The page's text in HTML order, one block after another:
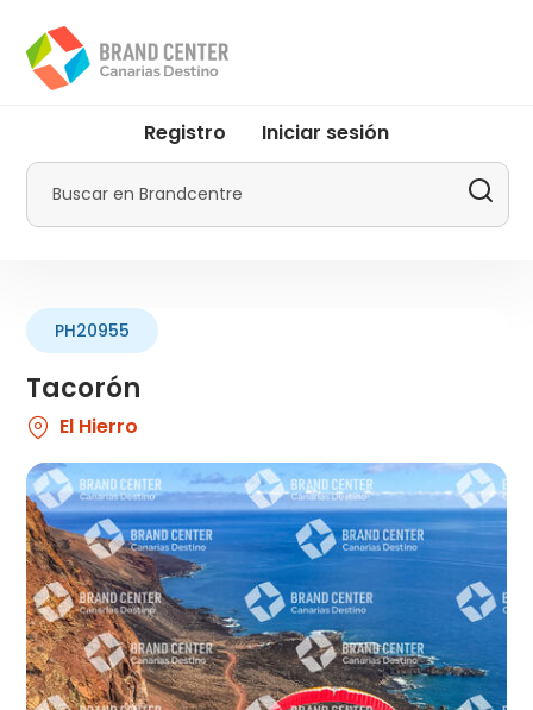
contenido
principal
menu
Promotur
Registro Iniciar sesión
Buscar
Tacorón
PH20955
El Hierro